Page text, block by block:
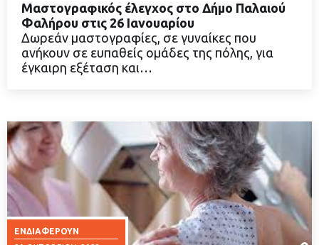
ΔΙΑΒΑΣΤΕ ΠΕΡΙΣΣΟΤΕΡΑ
Μαστογραφικός έλεγχος στο Δήμο Παλαιού
Φαλήρου στις 26 Ιανουαρίου
Δωρεάν μαστογραφίες, σε γυναίκες που
ανήκουν σε ευπαθείς ομάδες της πόλης, για
έγκαιρη εξέταση και…
ΕΝΔΙΑΦΈΡΟΥΝ